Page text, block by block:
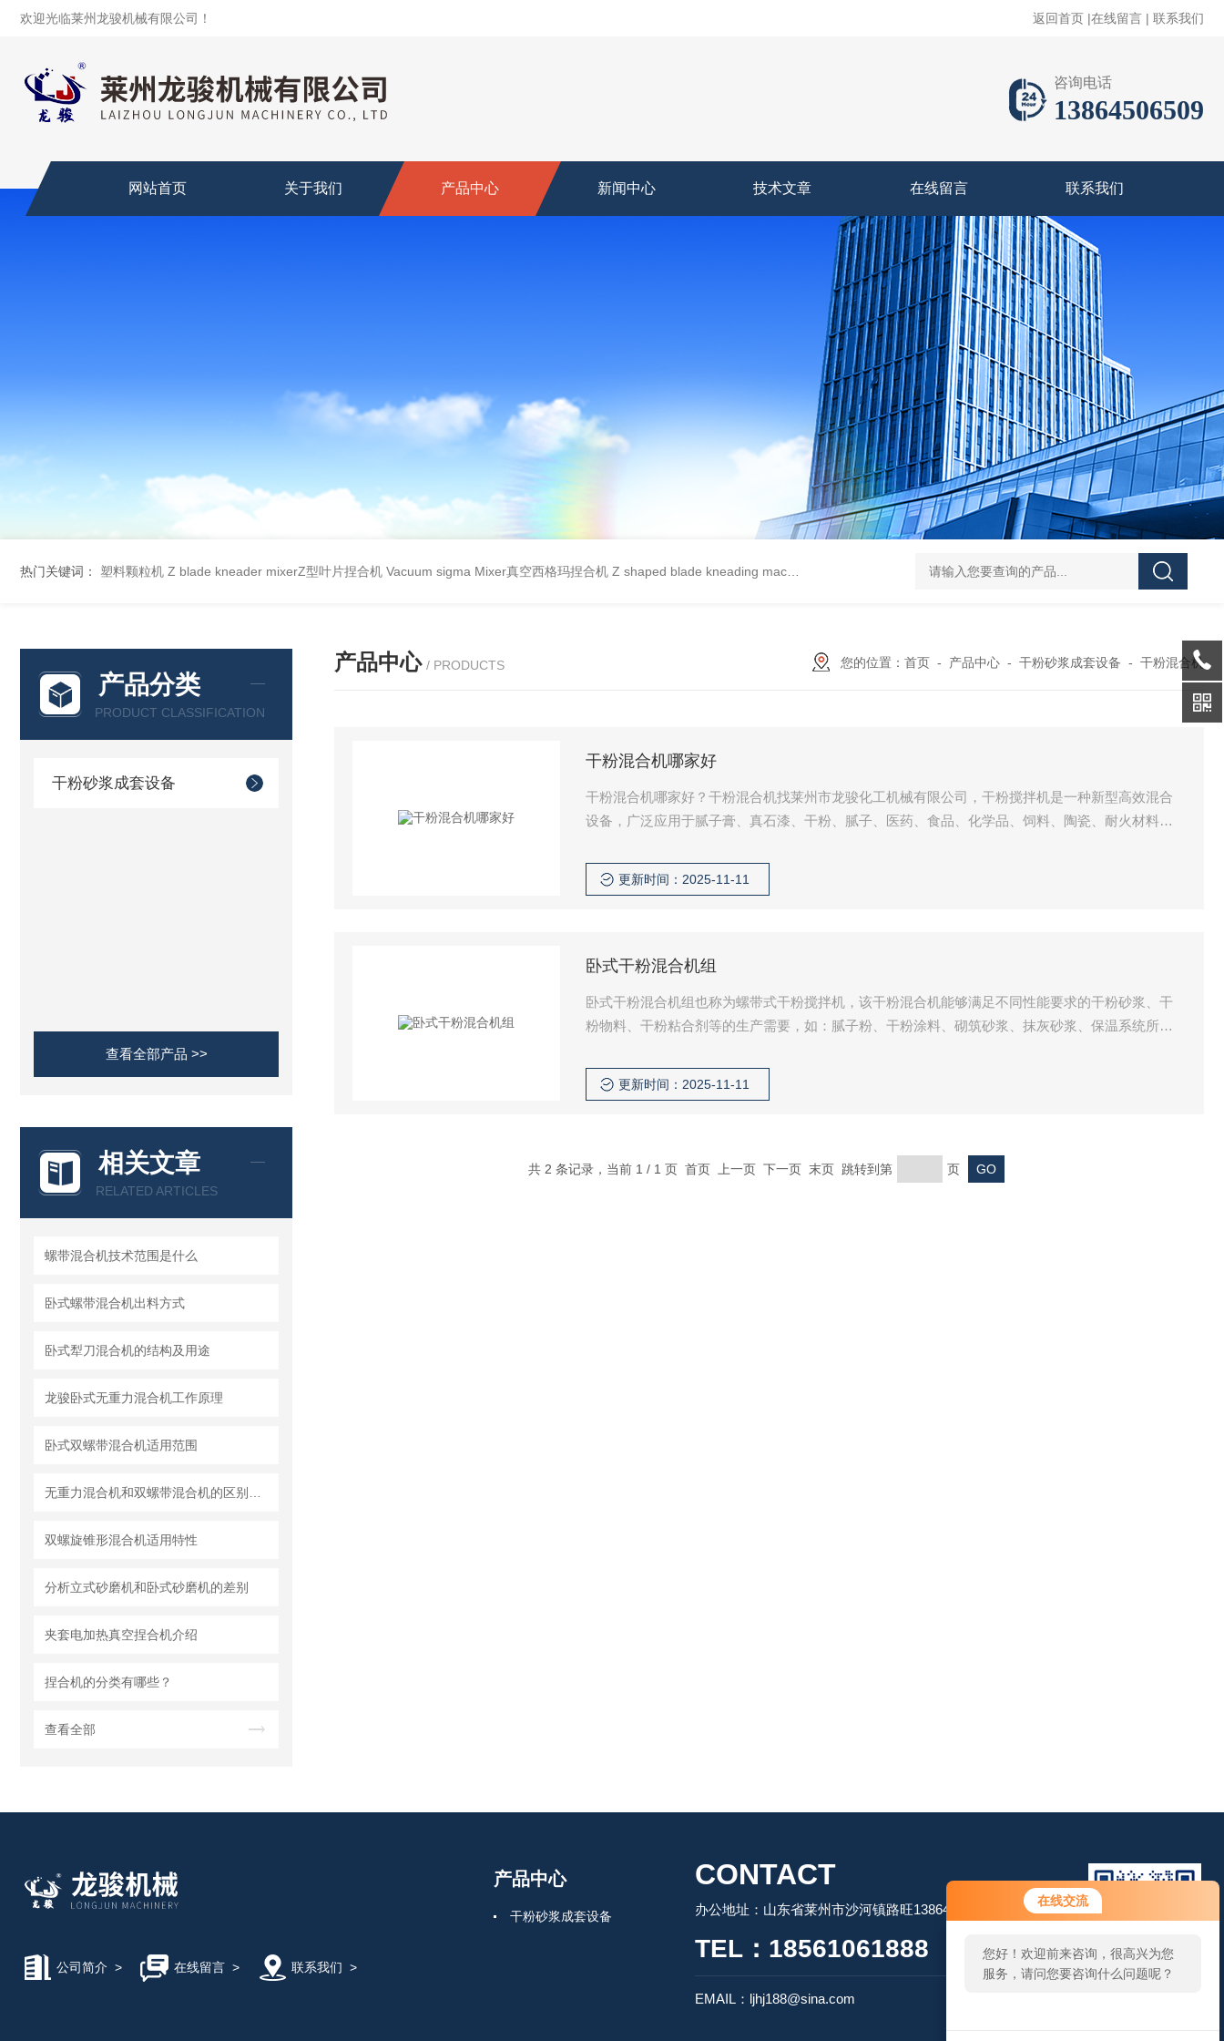
在线交流
您好！欢迎前来咨询，很高兴为您
服务，请问您要咨询什么问题呢？
欢迎光临莱州龙骏机械有限公司！ 返回首页 |在线留言 | 联系我们
咨询电话
13864506509
网站首页 关于我们 产品中心 新闻中心 技术文章 在线留言 联系我们
热门关键词： 塑料颗粒机 Z blade kneader mixerZ型叶片捏合机 Vacuum sigma Mixer真空西格玛捏合机 Z shaped blade kneading machineZ型捏合机 Z shaped blade sigma mixerZ型捏合机 Vacuum Kneader真
产品分类
PRODUCT CLASSIFICATION
干粉砂浆成套设备
查看全部产品 >>
相关文章
RELATED ARTICLES
螺带混合机技术范围是什么
卧式螺带混合机出料方式
卧式犁刀混合机的结构及用途
龙骏卧式无重力混合机工作原理
卧式双螺带混合机适用范围
双螺旋锥形混合机适用特性
分析立式砂磨机和卧式砂磨机的差别
夹套电加热真空捏合机介绍
捏合机的分类有哪些？
查看全部
产品中心 / PRODUCTS 您的位置： 首页 - 产品中心 - 干粉砂浆成套设备 - 干粉混合机
干粉混合机哪家好
干粉混合机哪家好？干粉混合机找莱州市龙骏化工机械有限公司，干粉搅拌机是一种新型高效混合
设备，广泛应用于腻子膏、真石漆、干粉、腻子、医药、食品、化学品、饲料、陶瓷、耐火材料等
料玻璃以及新材料、核能材料等行业的固—固（即粉体与粉体）、固-浆（即粉体于胶浆液）的物料
混合。
更新时间：2025-11-11
卧式干粉混合机组
卧式干粉混合机组也称为螺带式干粉搅拌机，该干粉混合机能够满足不同性能要求的干粉砂浆、干
粉物料、干粉粘合剂等的生产需要，如：腻子粉、干粉涂料、砌筑砂浆、抹灰砂浆、保温系统所需
更新时间：2025-11-11
共 2 条记录，当前 1 / 1 页 首页 上一页 下一页 末页 跳转到第 页
公司简介 > 在线留言> 联系我们 >
产品中心
干粉砂浆成套设备
CONTACT
办公地址：山东省莱州市沙河镇路旺13864506509
TEL：18561061888
EMAIL：ljhj188@sina.com